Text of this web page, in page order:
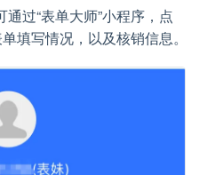
过“表单大师”小程序，点
填写情况，以及核销信息。